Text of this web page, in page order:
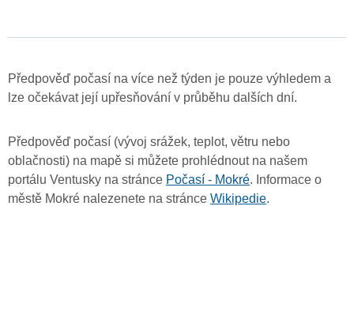
Předpověď počasí na více než týden je pouze výhledem a
lze očekávat její upřesňování v průběhu dalších dní.
Předpověď počasí (vývoj srážek, teplot, větru nebo
oblačnosti) na mapě si můžete prohlédnout na našem
portálu Ventusky na stránce Počasí - Mokré. Informace o
městě Mokré nalezenete na stránce Wikipedie.